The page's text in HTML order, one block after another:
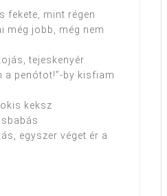
fekete, mint régen
még jobb, még nem
tejeskenyér
a penótot!”-by kisfiam
keksz
egyszer véget ér a